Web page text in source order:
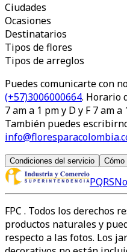
Ciudades
Ocasiones
Destinatarios
Tipos de flores
Tipos de arreglos
Puedes comunicarte con
(+57)3006000664. Horario
7 am a 1 pm y D y F 7 am a
También puedes
Condiciones del servicio Cómo
PQRS
FPC . Todos los derechos
productos naturales y
respecto a las fotos. Los